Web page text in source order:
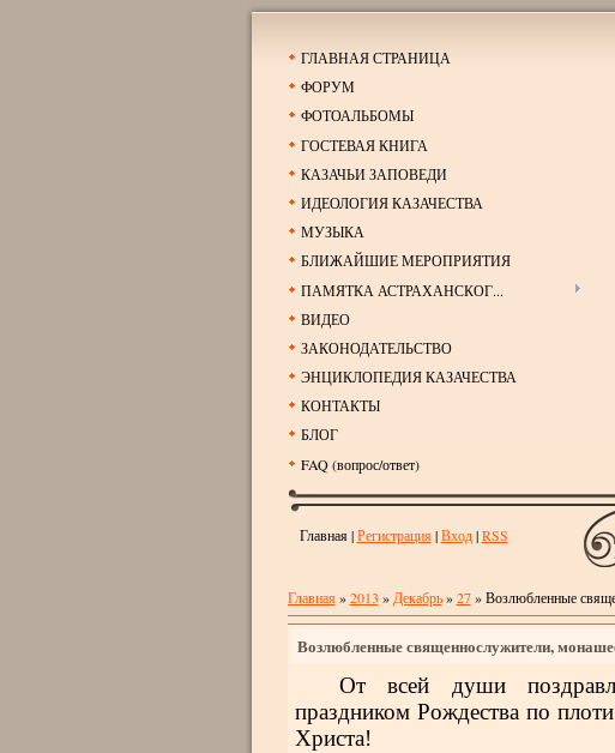
ГЛАВНАЯ СТРАНИЦА
ФОРУМ
ФОТОАЛЬБОМЫ
ГОСТЕВАЯ КНИГА
КАЗАЧЬИ ЗАПОВЕДИ
ИДЕОЛОГИЯ КАЗАЧЕСТВА
МУЗЫКА
БЛИЖАЙШИЕ МЕРОПРИЯТИЯ
ПАМЯТКА АСТРАХАНСКОГ...
ВИДЕО
ЗАКОНОДАТЕЛЬСТВО
ЭНЦИКЛОПЕДИЯ КАЗАЧЕСТВА
КОНТАКТЫ
БЛОГ
FAQ (вопрос/ответ)
Главная|Регистрация |Вход|RSS
Главная »2013 » Декабрь » 27» Возлюбленные
Возлюбленные священнослужители,
От всей души
праздником Рождества по
Христа!